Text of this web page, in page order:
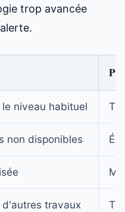
trop avancée
niveau habituel
non disponibles
d'autres travaux